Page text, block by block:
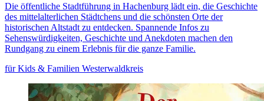
Die öffentliche Stadtführung in Hachenburg lädt ein, die Geschichte
des mittelalterlichen Städtchens und die schönsten Orte der
historischen Altstadt zu entdecken. Spannende Infos zu
Sehenswürdigkeiten, Geschichte und Anekdoten machen den
Rundgang zu einem Erlebnis für die ganze Familie.
für Kids & Familien Westerwaldkreis